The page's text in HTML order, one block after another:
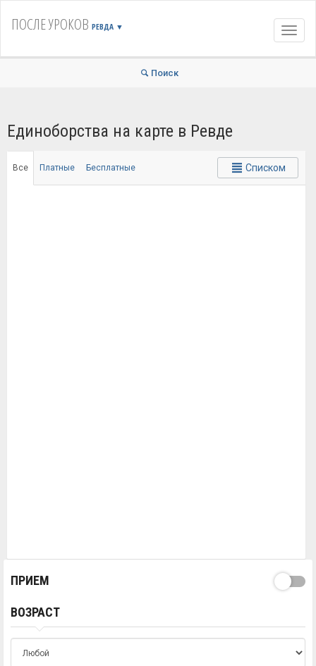
ПОСЛЕ УРОКОВ РЕВДА ▼
Поиск
Единоборства на карте в Ревде
Все Платные Бесплатные Списком
ПРИЕМ
ВОЗРАСТ